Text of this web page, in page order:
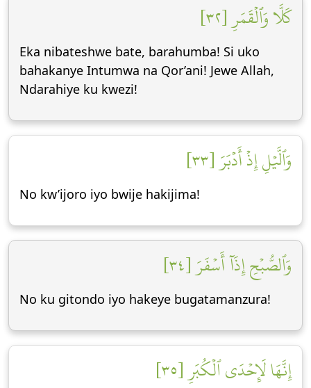
كَلَّا وَٱلۡقَمَرِ [٣٢]
Eka nibateshwe bate, barahumba! Si uko
bahakanye Intumwa na Qor’ani! Jewe Allah,
Ndarahiye ku kwezi!
وَٱلَّيۡلِ إِذۡ أَدۡبَرَ [٣٣]
No kw’ijoro iyo bwije hakijima!
وَٱلصُّبۡحِ إِذَآ أَسۡفَرَ [٣٤]
No ku gitondo iyo hakeye bugatamanzura!
إِنَّهَا لَإِحۡدَى ٱلۡكُبَرِ [٣٥]